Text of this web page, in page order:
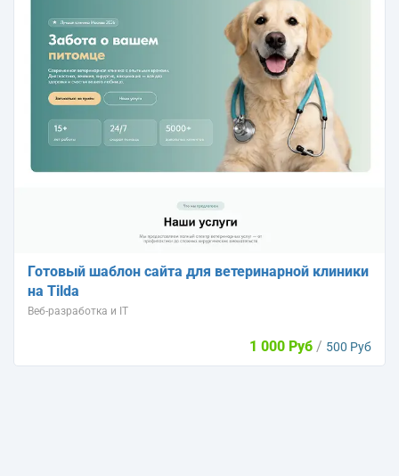
Готовый шаблон сайта для ветеринарной клиники
на Tilda
Веб-разработка и IT
1 000 Руб / 500 Руб